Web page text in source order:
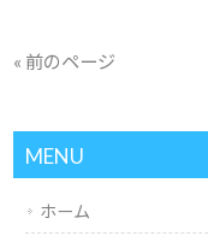
« 前のページ
MENU
ホーム